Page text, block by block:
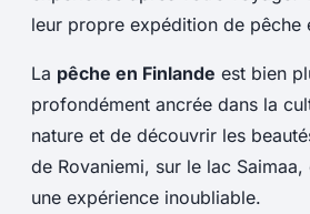
leur propre expédition de pêche
La pêche en Finlande est bien
profondément ancrée dans la
nature et de découvrir les
de Rovaniemi, sur le lac
une expérience inoubliable.